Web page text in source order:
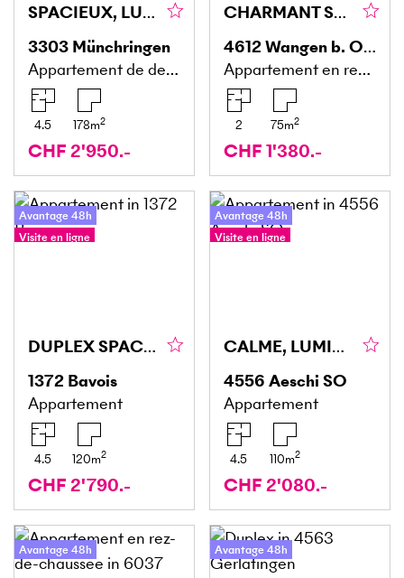
SPACIEUX, LUMINEUX ET ÉLÉGANT AVEC GALERIE
3303 Münchringen
Appartement de dernier étage
4.5 178m2
CHF 2'950.-
CHARMANT SUR DEUX ÉTAGES
4612Wangen b. Olten
Appartement en rez-de-chaussée
2 75m2
CHF 1'380.-
Avantage 48h
Visite en ligne
DUPLEX SPACIEUX AVEC VUE JURA !
1372 Bavois
Appartement
4.5 120m2
CHF 2'790.-
Avantage 48h
Visite en ligne
CALME, LUMINEUX ET SPACIEUX
4556 Aeschi SO
Appartement
4.5 110m2
CHF 2'080.-
Avantage 48h Avantage 48h